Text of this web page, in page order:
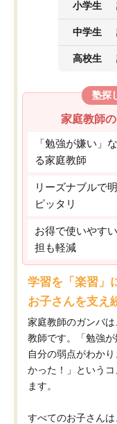
小学生
中学生
高校生
塾探
家庭教師
「勉強が嫌い」
る家庭教師
リーズナブルで
ピッタリ
お得で使いやす
担も軽減
学習を「楽習」
お子さんを支え
家庭教師のガンバ
教師です。「勉強
自分の弱点がわか
かった！」という
ます。
すべてのお子さんは